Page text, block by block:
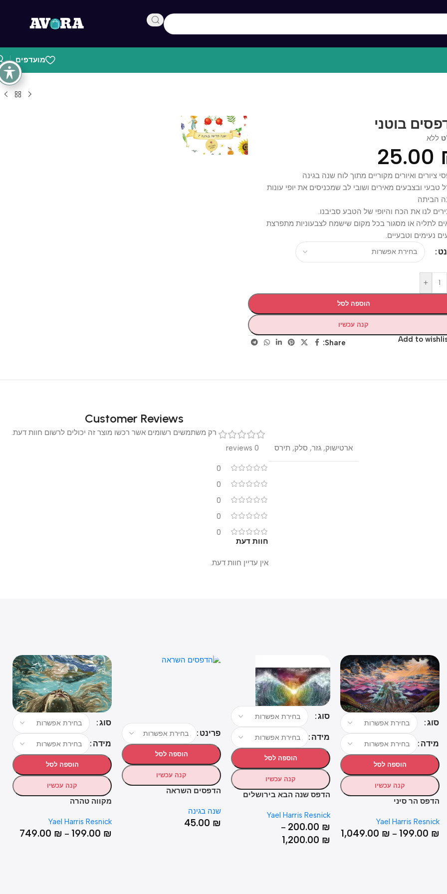
מועדפים
בוטני
ואיורים מקוריים מתוך לוח שנה בגינה
ובצבעים מאירים ושובי לב שמכניסים את יופי עונות
לנו את הכח והיופי של הטבע סביבנו.
או מסגור בכל מקום שישמח לצבעוניות מתפרצת
וטבעיים.
+
הוספה לסל
קנה עכשיו
Add to
Share:
ארטישוק,גזר, סלק ,תירס
Customer Reviews
0
0
0
0
0
חוות דעת
אין עדיין חוות דעת.
רק משתמשים רשומים אשר רכשו מוצר זה יכולים לרשום חוות דעת.
הוספה לסל
קנה עכשיו
הר סיני
Yael Harris
199.00
–
1,049.00₪
מידה
הוספה לסל
קנה עכשיו
הדפס שנה הבא בירושלים
Yael Harris Resnick
200.00 ₪
–
1,200.00 ₪
פרינט
הוספה לסל
קנה עכשיו
הדפסים השראה
שנה בגינה
45.00
מידה
הוספה לסל
קנה עכשיו
מקווה טהרה
Yael Harris Resnick
199.00
–
749.00₪